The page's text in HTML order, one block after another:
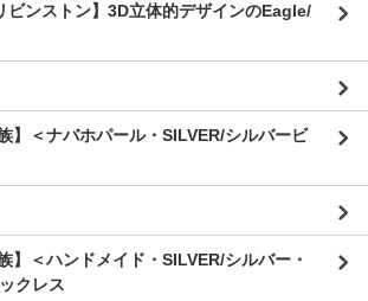
ビンストン】3D立体的デザインのEagle/
】＜ナバホパール・SILVER/シルバービ
】＜ハンドメイド・SILVER/シルバー・
クレス